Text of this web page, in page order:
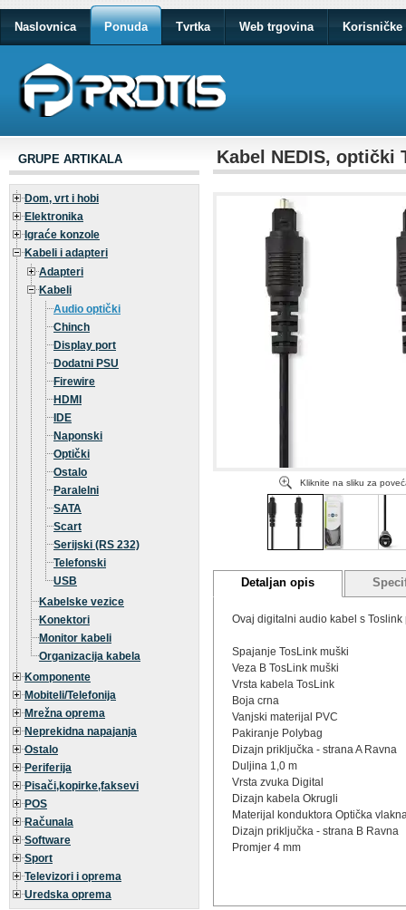
Naslovnica Ponuda Tvrtka Web trgovina Korisničke
GRUPE ARTIKALA
Dom, vrt i hobi
Elektronika
Igraće konzole
Kabeli i adapteri
Adapteri
Kabeli
Audio optički
Chinch
Display port
Dodatni PSU
Firewire
HDMI
IDE
Naponski
Optički
Ostalo
Paralelni
SATA
Scart
Serijski (RS 232)
Telefonski
USB
Kabelske vezice
Konektori
Monitor kabeli
Organizacija kabela
Komponente
Mobiteli/Telefonija
Mrežna oprema
Neprekidna napajanja
Ostalo
Periferija
Pisači,kopirke,faksevi
POS
Računala
Software
Sport
Televizori i oprema
Uredska oprema
Kabel NEDIS, optički
Kliknite na sliku za
Detaljan opis
Ovaj digitalni audio kabel s
Spajanje TosLink muški
Veza B TosLink muški
Vrsta kabela TosLink
Boja crna
Vanjski materijal PVC
Pakiranje Polybag
Dizajn priključka - strana A Ravna
Duljina 1,0 m
Vrsta zvuka Digital
Dizajn kabela Okrugli
Materijal konduktora Optička
Dizajn priključka - strana B Ravna
Promjer 4 mm